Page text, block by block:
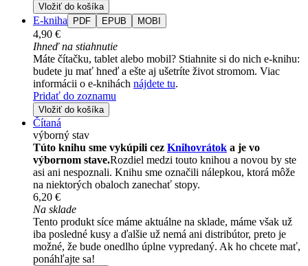
Vložiť do košíka
E-kniha PDF EPUB MOBI
4,90 €
Ihneď na stiahnutie
Máte čítačku, tablet alebo mobil? Stiahnite si do nich e-knihu:
budete ju mať hneď a ešte aj ušetríte život stromom. Viac
informácii o e-knihách nájdete tu.
Pridať do zoznamu
Vložiť do košíka
Čítaná
výborný stav
Túto knihu sme vykúpili cez Knihovrátok a je vo
výbornom stave.Rozdiel medzi touto knihou a novou by ste
asi ani nespoznali. Knihu sme označili nálepkou, ktorá môže
na niektorých obaloch zanechať stopy.
6,20 €
Na sklade
Tento produkt síce máme aktuálne na sklade, máme však už
iba posledné kusy a ďalšie už nemá ani distribútor, preto je
možné, že bude onedlho úplne vypredaný. Ak ho chcete mať,
ponáhľajte sa!